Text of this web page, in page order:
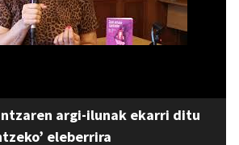
argi-ilunak ekarri ditu
eleberrira